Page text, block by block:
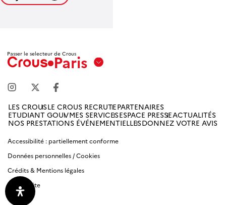
Passer le selecteur de Crous
Paris
Marseille
Amiens
Antilles
Guyane
Bordeaux-
LES CROUSLE CROUS RECRUTEPARTENAIRES
ETUDIANT GOUVMES SERVICESESPACE PRESSEACTUALITÉS
NOS PRESTATIONS ÉVÉNEMENTIELLESDONNEZ VOTRE AVIS
Accessibilité : partiellement conforme
Données personnelles / Cookies
Crédits & Mentions légales
Plan du site